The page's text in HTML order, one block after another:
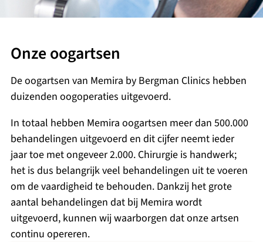
Onze oogartsen
De oogartsen van Memira by Bergman Clinics hebben
duizenden oogoperaties uitgevoerd.
In totaal hebben Memira oogartsen meer dan 500.000
behandelingen uitgevoerd en dit cijfer neemt ieder
jaar toe met ongeveer 2.000. Chirurgie is handwerk;
het is dus belangrijk veel behandelingen uit te voeren
om de vaardigheid te behouden. Dankzij het grote
aantal behandelingen dat bij Memira wordt
uitgevoerd, kunnen wij waarborgen dat onze artsen
continu opereren.